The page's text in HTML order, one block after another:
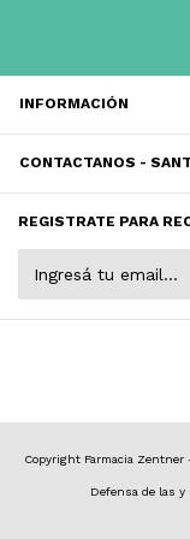
INFORMACIÓN
CONTACTANOS -
REGISTRATE PARA
Copyright Farmacia
Defensa de las y